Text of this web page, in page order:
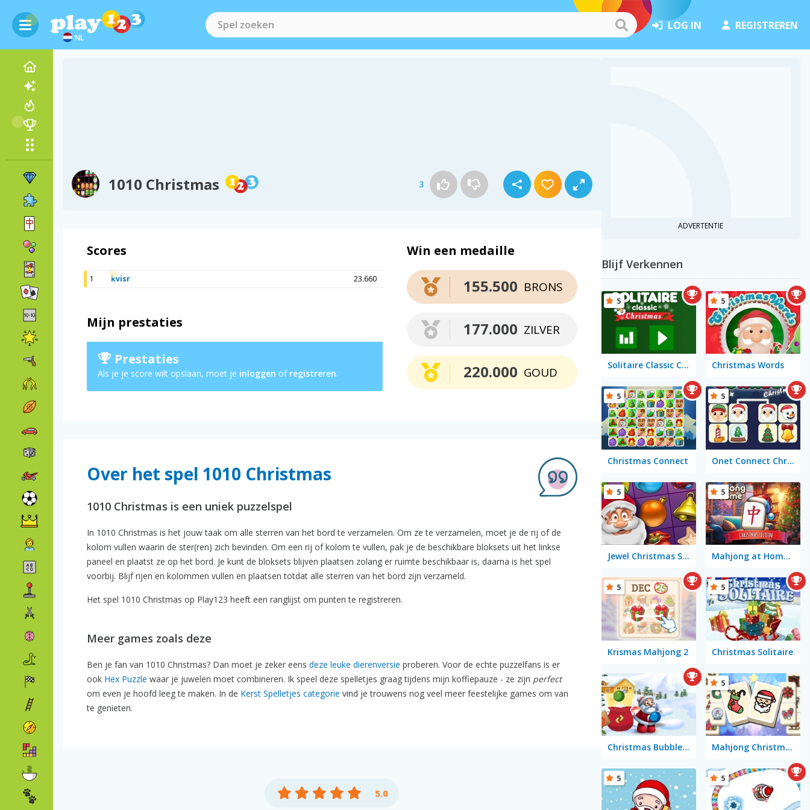
NL
LOG IN REGISTREREN
1010 Christmas 3
Scores
1 kvisr 23.660
Mijn prestaties
Prestaties
Als je je score wilt opslaan, moet je inloggen of registreren.
Win een medaille
BRONS
155.500
ZILVER
177.000
GOUD
220.000
Over het spel 1010 Christmas
1010 Christmas is een uniek puzzelspel
In 1010 Christmas is het jouw taak om alle sterren van het bord te verzamelen. Om ze te verzamelen, moet je de rij of de
kolom vullen waarin de ster(ren) zich bevinden. Om een rij of kolom te vullen, pak je de beschikbare bloksets uit het linkse
paneel en plaatst ze op het bord. Je kunt de bloksets blijven plaatsen zolang er ruimte beschikbaar is, daarna is het spel
voorbij. Blijf rijen en kolommen vullen en plaatsen totdat alle sterren van het bord zijn verzameld.
Het spel 1010 Christmas op Play123 heeft een ranglijst om punten te registreren.
Meer games zoals deze
Ben je fan van 1010 Christmas? Dan moet je zeker eens deze leuke dierenversie proberen. Voor de echte puzzelfans is er
ook Hex Puzzle waar je juwelen moet combineren. Ik speel deze spelletjes graag tijdens mijn koffiepauze - ze zijn perfect
om even je hoofd leeg te maken. In de Kerst Spelletjes categorie vind je trouwens nog veel meer feestelijke games om van
te genieten.
5.0
ADVERTENTIE
Blijf Verkennen
Solitaire Classic Christmas
5
Christmas Words
5
Christmas Connect
5
Onet Connect Christmas
5
Jewel Christmas Story
5
Mahjong at Home: Christmas Edition
5
Krismas Mahjong 2
5
Christmas Solitaire
5
Christmas Bubble Shooter Mahjong Christmas Holiday
5
5 5